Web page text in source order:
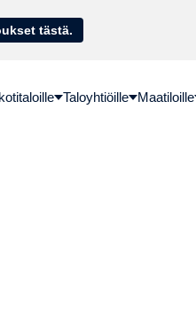
Hae lainatarjoukset tästä.
Taloyhtiöille Maatiloille